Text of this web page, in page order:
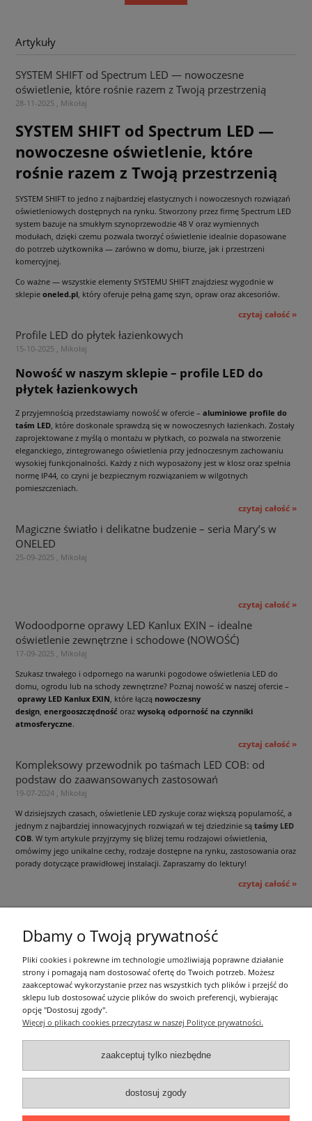
Artykuły
SYSTEM SHIFT od Spectrum LED — nowoczesne
oświetlenie, które rośnie razem z Twoją przestrzenią
28-11-2025 , Mikołaj
SYSTEM SHIFT od Spectrum LED —
nowoczesne oświetlenie, które
rośnie razem z Twoją przestrzenią
SYSTEM SHIFT to jedno z najbardziej elastycznych i nowoczesnych rozwiązań
oświetleniowych dostępnych na rynku. Stworzony przez firmę Spectrum LED
system bazuje na smukłym szynoprzewodzie 48 V oraz wymiennych
modułach, dzięki czemu pozwala tworzyć oświetlenie idealnie dopasowane
do potrzeb użytkownika — zarówno w domu, biurze, jak i przestrzeni
komercyjnej.
Co ważne — wszystkie elementy SYSTEMU SHIFT znajdziesz wygodnie w
sklepie oneled.pl, który oferuje pełną gamę szyn, opraw oraz akcesoriów.
czytaj całość »
Profile LED do płytek łazienkowych
15-10-2025 , Mikołaj
Nowość w naszym sklepie – profile LED do
płytek łazienkowych
Z przyjemnością przedstawiamy nowość w ofercie – aluminiowe profile do
taśm LED , które doskonale sprawdzą się w nowoczesnych łazienkach. Zostały
zaprojektowane z myślą o montażu w płytkach, co pozwala na stworzenie
eleganckiego, zintegrowanego oświetlenia przy jednoczesnym zachowaniu
wysokiej funkcjonalności. Każdy z nich wyposażony jest w klosz oraz spełnia
normę IP44, co czyni je bezpiecznym rozwiązaniem w wilgotnych
pomieszczeniach.
czytaj całość »
Magiczne światło i delikatne budzenie – seria Mary’s w
ONELED
25-09-2025 , Mikołaj
czytaj całość »
Wodoodporne oprawy LED Kanlux EXIN – idealne
oświetlenie zewnętrzne i schodowe (NOWOŚĆ)
17-09-2025 , Mikołaj
Szukasz trwałego i odpornego na warunki pogodowe oświetlenia LED do
domu, ogrodu lub na schody zewnętrzne? Poznaj nowość w naszej ofercie –
oprawy LED Kanlux EXIN, które łączą nowoczesny
design, energooszczędność oraz wysoką odporność na czynniki
atmosferyczne.
czytaj całość »
Kompleksowy przewodnik po taśmach LED COB: od
podstaw do zaawansowanych zastosowań
19-07-2024 , Mikołaj
W dzisiejszych czasach, oświetlenie LED zyskuje coraz większą popularność, a
jednym z najbardziej innowacyjnych rozwiązań w tej dziedzinie są taśmy LED
COB. W tym artykule przyjrzymy się bliżej temu rodzajowi oświetlenia,
omówimy jego unikalne cechy, rodzaje dostępne na rynku, zastosowania oraz
porady dotyczące prawidłowej instalacji. Zapraszamy do lektury!
czytaj całość »
Informacje ogólne
Zakupy
Moje konto
Pozostałe
Łatwy dojazd z Sopotu, Gdańska i Gdyni - przekonaj się i kup również na
miejscu!
Dbamy o Twoją prywatność
Pliki cookies i pokrewne im technologie umożliwiają poprawne działanie
strony i pomagają nam dostosować ofertę do Twoich potrzeb. Możesz
zaakceptować wykorzystanie przez nas wszystkich tych plików i przejść do
sklepu lub dostosować użycie plików do swoich preferencji, wybierając
opcję "Dostosuj zgody".
Więcej o plikach cookies przeczytasz w naszej Polityce prywatności.
zaakceptuj tylko niezbędne
dostosuj zgody